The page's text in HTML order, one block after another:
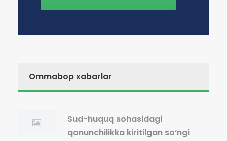
Ommabop xabarlar
Sud-huquq sohasidagi
qonunchilikka kiritilgan so‘ngi